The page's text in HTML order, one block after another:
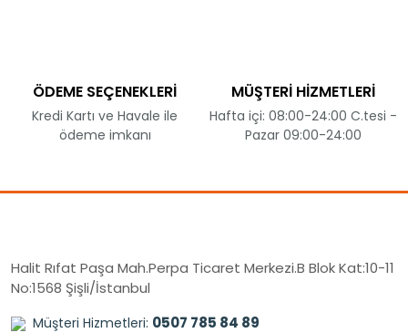
ÖDEME SEÇENEKLERİ
Kredi Kartı ve Havale ile
ödeme imkanı
MÜŞTERİ HİZMETLERİ
Hafta içi: 08:00-24:00 C.tesi -
Pazar 09:00-24:00
Halit Rıfat Paşa Mah.Perpa Ticaret Merkezi.B Blok Kat:10-11
No:1568 Şişli/İstanbul
Müşteri Hizmetleri: 0507 785 84 89